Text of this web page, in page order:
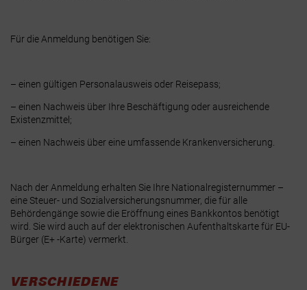
Für die Anmeldung benötigen Sie:
– einen gültigen Personalausweis oder Reisepass;
– einen Nachweis über Ihre Beschäftigung oder ausreichende
Existenzmittel;
– einen Nachweis über eine umfassende Krankenversicherung.
Nach der Anmeldung erhalten Sie Ihre Nationalregisternummer –
eine Steuer- und Sozialversicherungsnummer, die für alle
Behördengänge sowie die Eröffnung eines Bankkontos benötigt
wird. Sie wird auch auf der elektronischen Aufenthaltskarte für EU-
Bürger (E+ -Karte) vermerkt.
VERSCHIEDENE